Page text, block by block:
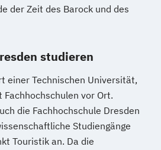
der Zeit des Barock und des
studieren
einer Technischen Universität,
vor Ort.
die Fachhochschule Dresden
Studiengänge
Touristik an. Da die